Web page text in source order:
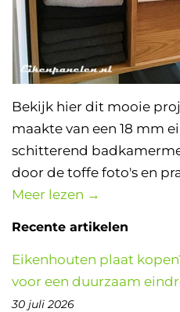
Bekijk hier dit mooie
maakte van een 18 mm
schitterend
door de toffe foto's en
Meer lezen →
Recente artikelen
Eikenhouten plaat
voor een duurzaam
30 juli 2026